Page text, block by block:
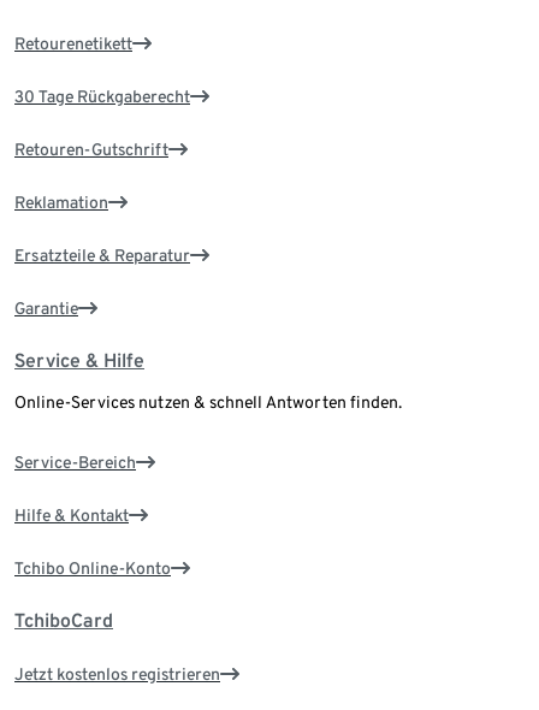
Retourenetikett
30 Tage Rückgaberecht
Retouren-Gutschrift
Reklamation
Ersatzteile & Reparatur
Garantie
Service & Hilfe
Online-Services nutzen & schnell Antworten finden.
Service-Bereich
Hilfe & Kontakt
Tchibo Online-Konto
TchiboCard
Jetzt kostenlos registrieren